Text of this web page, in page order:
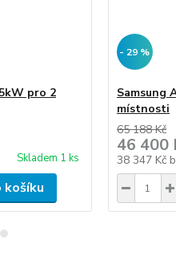
pro 2
Skladem 1 ks
košíku
- 29 %
Samsung
místnosti
65 188 Kč
46 400
38 347 Kč